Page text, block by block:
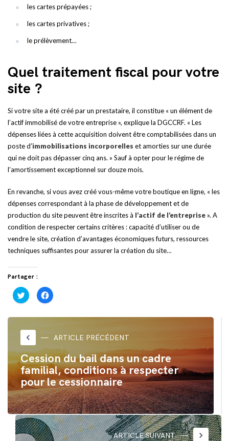
les cartes prépayées ;
les cartes privatives ;
le prélèvement…
Quel traitement fiscal pour votre
site ?
Si votre site a été créé par un prestataire, il constitue « un élément de
l’actif immobilisé de votre entreprise », explique la DGCCRF. « Les
dépenses liées à cette acquisition doivent être comptabilisées dans un
poste d’immobilisations incorporelles et amorties sur une durée
qui ne doit pas dépasser cinq ans. » Sauf à opter pour le régime de
l’amortissement exceptionnel sur douze mois.
En revanche, si vous avez créé vous-même votre boutique en ligne, « les
dépenses correspondant à la phase de développement et de
production du site peuvent être inscrites à l’actif de l’entreprise ». A
condition de respecter certains critères : capacité d’utiliser ou de
vendre le site, création d’avantages économiques futurs, ressources
techniques suffisantes pour assurer la création du site…
Partager :
Cliquez
pour
partager
Twitter(ouvre
une
nouvelle
fenêtre)
Cliquez
pour
partager
Facebook(ouvre
nouvelle
fenêtre)
keyboard_arrow_left ARTICLE PRÉCÉDENT
Cession du bail dans un cadre
familial, conditions à respecter
pour le cessionnaire
ARTICLE SUIVANT keyboard_arrow_right